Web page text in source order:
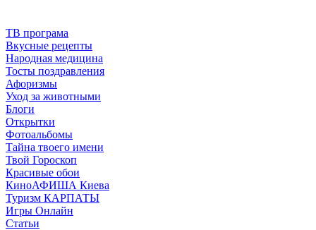
ТВ програма
Вкусные рецепты
Народная медицина
Тосты поздравления
Афоризмы
Уход за животными
Блоги
Открытки
Фотоальбомы
Тайна твоего имени
Твой Гороскоп
Красивые обои
КиноАФИША Киева
Туризм КАРПАТЫ
Игры Онлайн
Статьи